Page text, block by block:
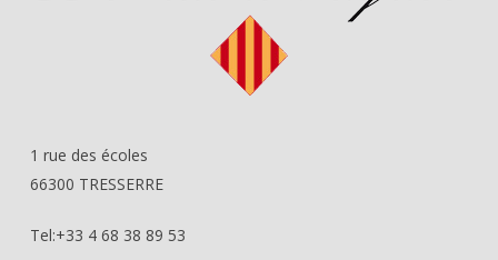
1 rue des écoles
66300 TRESSERRE
Tel:+33 4 68 38 89 53